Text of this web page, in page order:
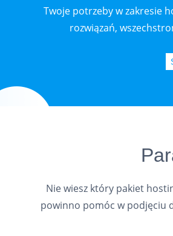
Twoje potrzeby w zakresie
rozwiązań,
Nie wiesz który pakiet
powinno pomóc w podjęciu